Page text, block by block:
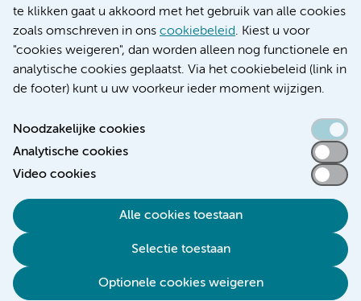
te klikken gaat u akkoord met het gebruik van alle cookies
zoals omschreven in ons cookiebeleid. Kiest u voor
"cookies weigeren", dan worden alleen nog functionele en
analytische cookies geplaatst. Via het cookiebeleid (link in
de footer) kunt u uw voorkeur ieder moment wijzigen.
Noodzakelijke cookies
Analytische cookies
Video cookies
Alle cookies toestaan
Selectie toestaan
Optionele cookies weigeren
Verwijzen & diagnostiek
Toegankelijkheidsverklaring
Responsible disclosure